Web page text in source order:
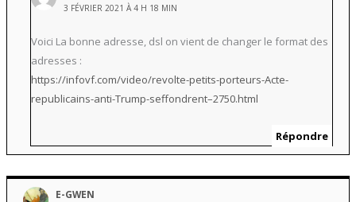
3 FÉVRIER 2021 À 4 H 18 MIN
Voici La bonne adresse, dsl on vient de changer le format des
adresses :
https://infovf.com/video/revolte-petits-porteurs-Acte-
republicains-anti-Trump-seffondrent–2750.html
Répondre
E-GWEN